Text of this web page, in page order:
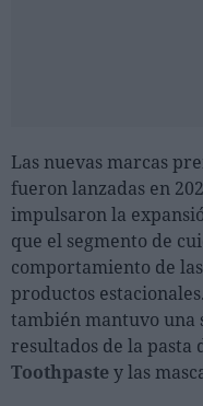
Las nuevas marcas
fueron lanzadas en
impulsaron la
que el segmento de
comportamiento de
productos
también mantuvo una
resultados de la pasta
Toothpastey las